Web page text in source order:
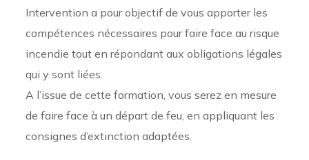
Intervention a pour objectif de vous apporter les
compétences nécessaires pour faire face au risque
incendie tout en répondant aux obligations légales
qui y sont liées.
A l’issue de cette formation, vous serez en mesure
de faire face à un départ de feu, en appliquant les
consignes d’extinction adaptées.